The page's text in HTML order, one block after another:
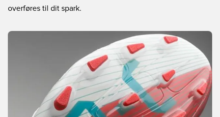
overføres til dit spark.